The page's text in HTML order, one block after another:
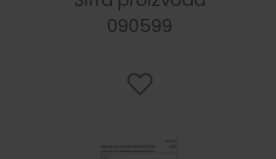
RADA (Obrazac
29,7 cm
090599